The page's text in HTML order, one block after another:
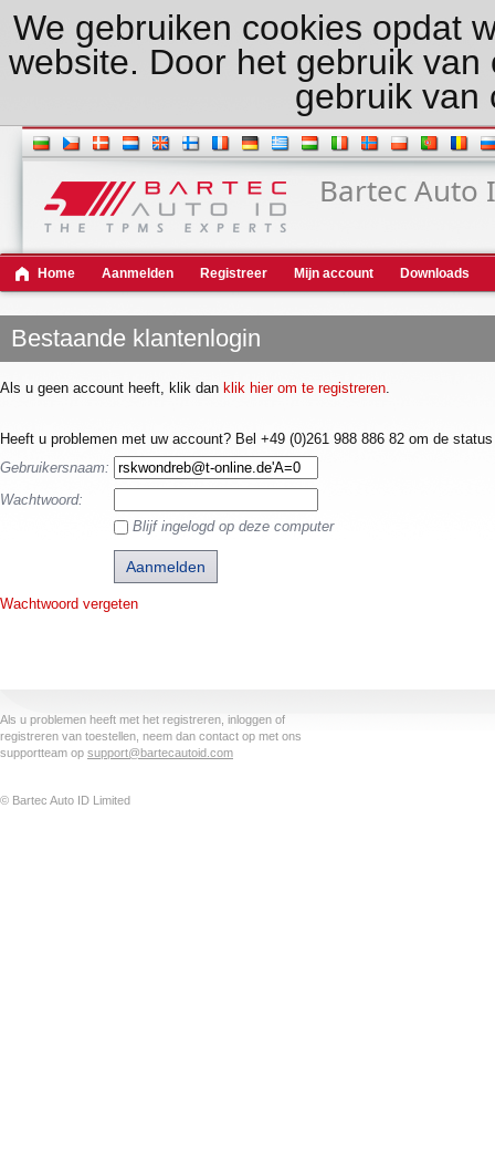
We gebruiken cookies opdat
website. Door het gebruik
gebruik van
Bartec Auto
Home Aanmelden Registreer Mijn account Downloads
Bestaande klantenlogin
Als u geen account heeft, klik dan klik hier om te registreren.
Heeft u problemen met uw account? Bel +49 (0)261 988 886 82 om de
Gebruikersnaam:
Wachtwoord:
Blijf ingelogd op deze computer
Wachtwoord vergeten
Als u problemen heeft met het registreren, inloggen of
registreren van toestellen, neem dan contact op met ons
supportteam op support@bartecautoid.com
© Bartec Auto ID Limited